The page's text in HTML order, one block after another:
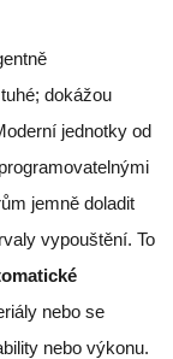
dokážou
jednotky od
jemně doladit
vypouštění. To
nebo se
nebo výkonu.